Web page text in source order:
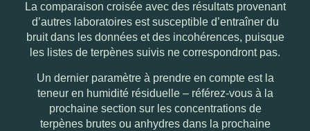
La comparaison croisée avec des résultats provenant
d’autres laboratoires est susceptible d’entraîner du
bruit dans les données et des incohérences, puisque
les listes de terpènes suivis ne correspondront pas.
Un dernier paramètre à prendre en compte est la
teneur en humidité résiduelle – référez-vous à la
prochaine section sur les concentrations de
terpènes brutes ou anhydres dans la prochaine